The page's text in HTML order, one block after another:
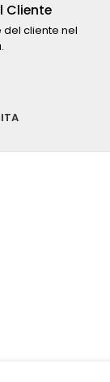
Cliente
cliente nel